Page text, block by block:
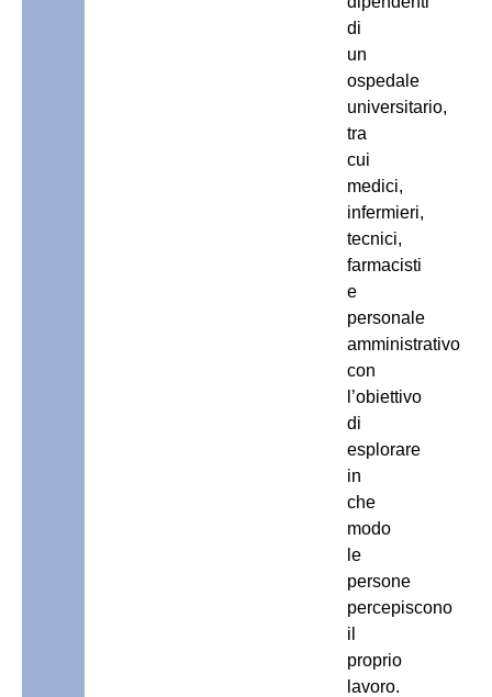
di
un
ospedale
universitario,
tra
cui
medici,
infermieri,
tecnici,
farmacisti
e
personale
amministrativo
con
l’obiettivo
di
esplorare
in
che
modo
le
persone
percepiscono
il
proprio
lavoro.